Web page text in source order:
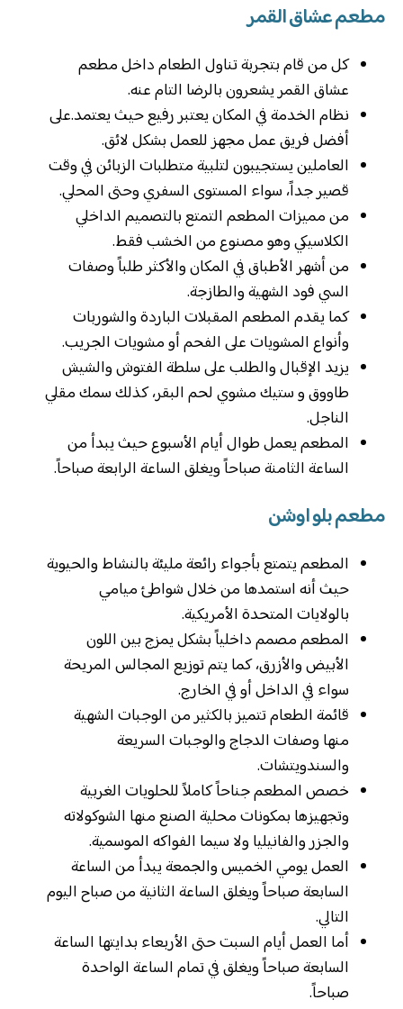
مطعم عشاق القمر
كل من قام بتجربة تناول الطعام داخل مطعم
عشاق القمر يشعرون بالرضا التام عنه.
نظام الخدمة في المكان يعتبر رفيع حيث يعتمد.على
أفضل فريق عمل مجهز للعمل بشكل لائق.
العاملين يستجيبون لتلبية متطلبات الزبائن في وقت
قصير جداً، سواء المستوى السفري وحتى المحلي.
من مميزات المطعم التمتع بالتصميم الداخلي
الكلاسيكي وهو مصنوع من الخشب فقط.
من أشهر الأطباق في المكان والأكثر طلباً وصفات
السي فود الشهية والطازجة.
كما يقدم المطعم المقبلات الباردة والشوربات
وأنواع المشويات على الفحم أو مشويات الجريب.
يزيد الإقبال والطلب على سلطة الفتوش والشيش
طاووق و ستيك مشوي لحم البقر، كذلك سمك مقلي
الناجل.
المطعم يعمل طوال أيام الأسبوع حيث يبدأ من
الساعة الثامنة صباحاً ويغلق الساعة الرابعة صباحاً.
مطعم بلو اوشن
المطعم يتمتع بأجواء رائعة مليئة بالنشاط والحيوية
حيث أنه استمدها من خلال شواطئ ميامي
بالولايات المتحدة الأمريكية.
المطعم مصمم داخلياً بشكل يمزج بين اللون
الأبيض والأزرق، كما يتم توزيع المجالس المريحة
سواء في الداخل أو في الخارج.
قائمة الطعام تتميز بالكثير من الوجبات الشهية
منها وصفات الدجاج والوجبات السريعة
والسندويتشات.
خصص المطعم جناحاً كاملاً للحلويات الغربية
وتجهيزها بمكونات محلية الصنع منها الشوكولاته
والجزر والفانيليا ولا سيما الفواكه الموسمية.
العمل يومي الخميس والجمعة يبدأ من الساعة
السابعة صباحاً ويغلق الساعة الثانية من صباح اليوم
التالي.
أما العمل أيام السبت حتى الأربعاء بدايتها الساعة
السابعة صباحاً ويغلق في تمام الساعة الواحدة
صباحاً.